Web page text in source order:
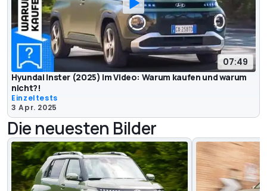
07:49
Hyundai Inster (2025) im Video: Warum kaufen und warum
nicht?!
Einzeltests
3 Apr. 2025
Die neuesten Bilder